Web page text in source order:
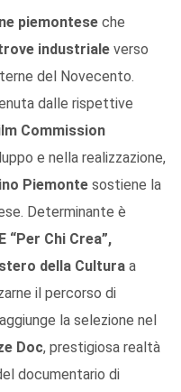
piemontese che
industriale verso
del Novecento.
dalle rispettive
Commission
e nella realizzazione,
Piemonte sostiene la
Determinante è
“Per Chi Crea”,
della Cultura a
il percorso di
la selezione nel
Doc, prestigiosa realtà
documentario di